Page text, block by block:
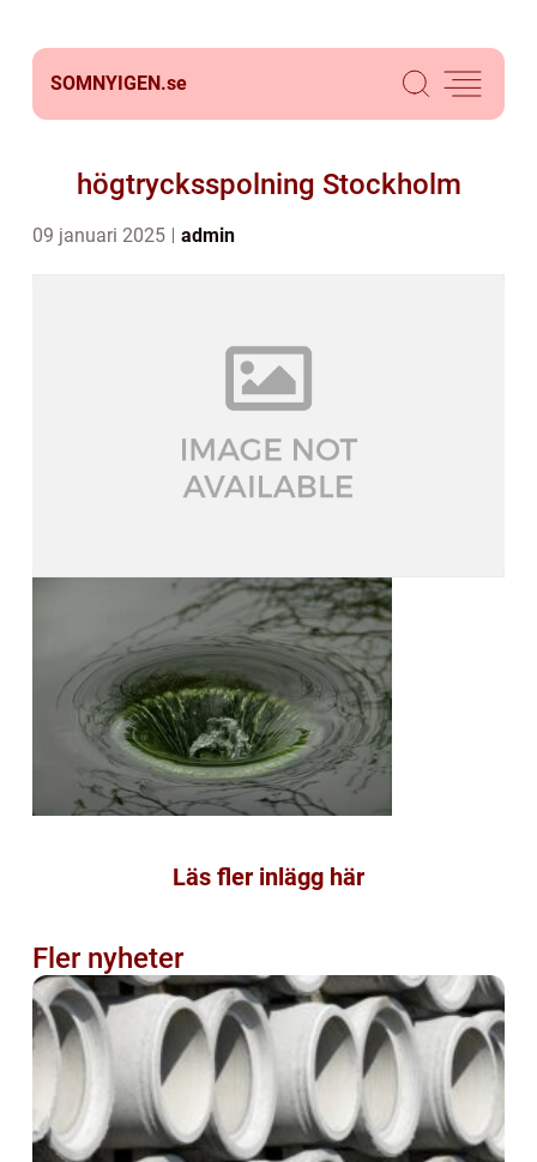
SOMNYIGEN.se
högtrycksspolning Stockholm
09 januari 2025 admin
Läs fler inlägg här
Fler nyheter